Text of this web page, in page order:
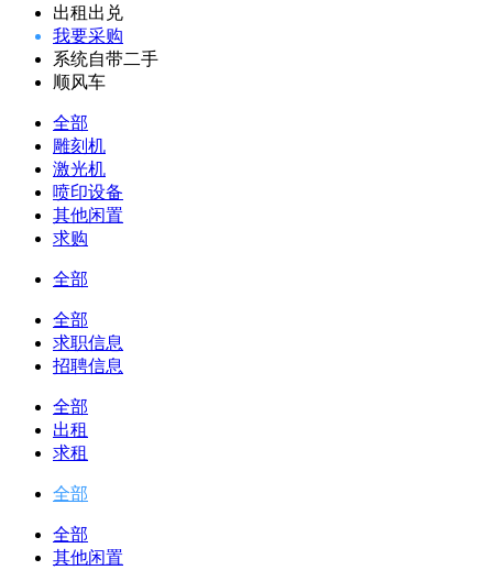
出租出兑
我要采购
系统自带二手
顺风车
全部
雕刻机
激光机
喷印设备
其他闲置
求购
全部
全部
求职信息
招聘信息
全部
出租
求租
全部
全部
其他闲置